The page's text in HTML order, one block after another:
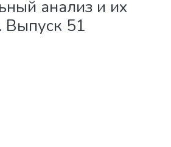
анализ и их
Выпуск 51